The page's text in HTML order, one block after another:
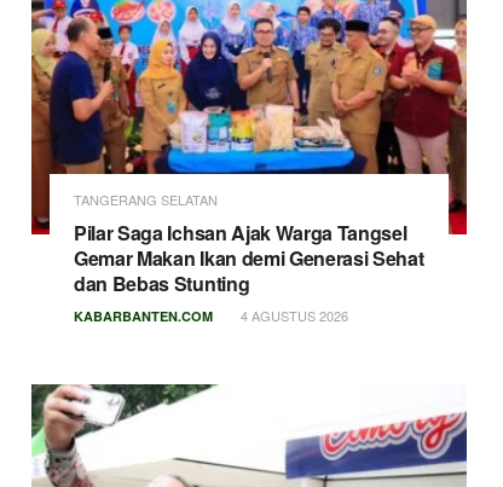
TANGERANG SELATAN
Pilar Saga Ichsan Ajak Warga Tangsel
Gemar Makan Ikan demi Generasi Sehat
dan Bebas Stunting
KABARBANTEN.COM 4 AGUSTUS 2026